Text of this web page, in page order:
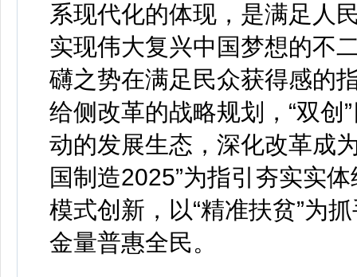
系现代化的体现，是满足人
实现伟大复兴中国梦想的不
礴之势在满足民众获得感的
给侧改革的战略规划，“双创
动的发展生态，深化改革成
国制造2025”为指引夯实实
模式创新，以“精准扶贫”为
金量普惠全民。